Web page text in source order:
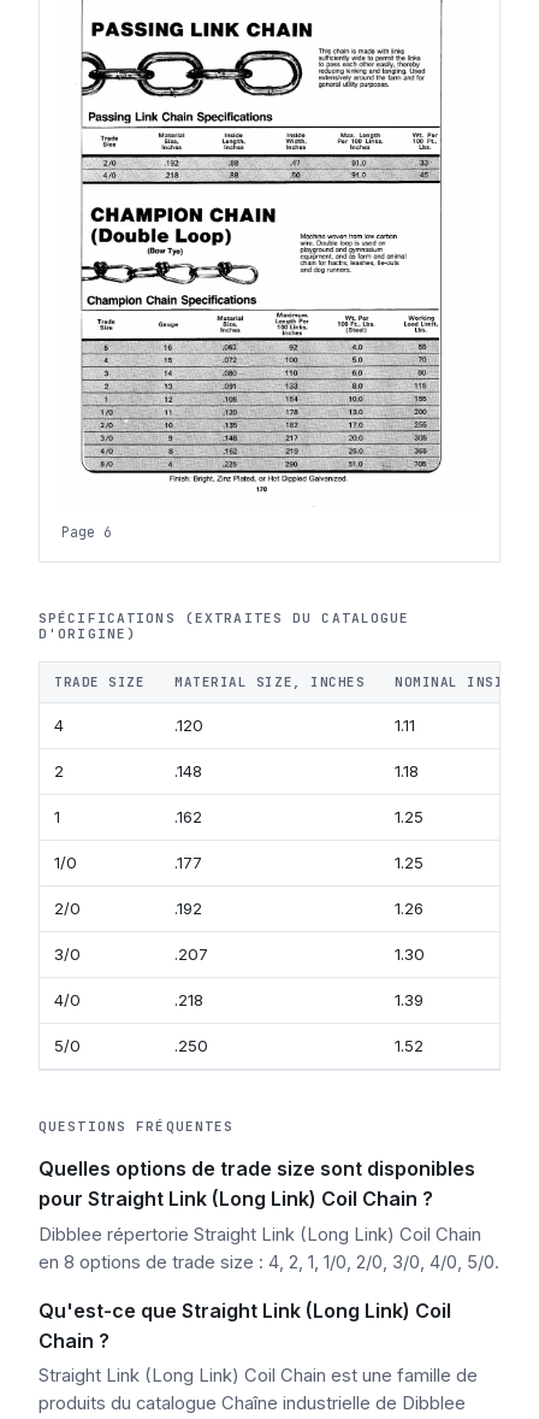
Page 6
SPÉCIFICATIONS (EXTRAITES DU CATALOGUE
D'ORIGINE)
TRADE SIZE MATERIAL SIZE, INCHES NOMINAL INSIDE
4 .120 1.11
2 .148 1.18
1 .162 1.25
1/0 .177 1.25
2/0 .192 1.26
3/0 .207 1.30
4/0 .218 1.39
5/0 .250 1.52
QUESTIONS FRÉQUENTES
Quelles options de trade size sont disponibles
pour Straight Link (Long Link) Coil Chain ?
Dibblee répertorie Straight Link (Long Link) Coil Chain
en 8 options de trade size : 4, 2, 1, 1/0, 2/0, 3/0, 4/0, 5/0.
Qu'est-ce que Straight Link (Long Link) Coil
Chain ?
Straight Link (Long Link) Coil Chain est une famille de
produits du catalogue Chaîne industrielle de Dibblee